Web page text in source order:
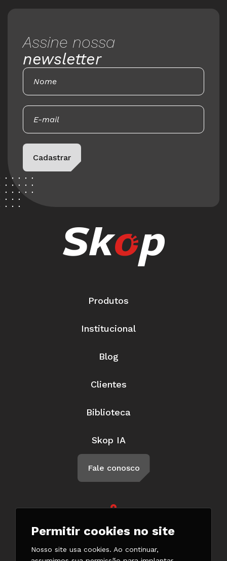
Assine nossa
newsletter
Please leave this field empty.
Cadastrar
Produtos
Institucional
Blog
Clientes
Biblioteca
Skop IA
Fale conosco
de Janeiro - RJ CEP 21011-500
(21) 3147-7777
(21) 98132-0182
Permitir cookies no site
Nosso site usa cookies. Ao continuar,